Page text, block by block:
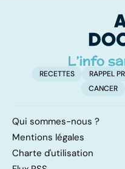
RECETTES RAPPEL
CANCER
Qui sommes-nous ?
Mentions légales
Charte d'utilisation